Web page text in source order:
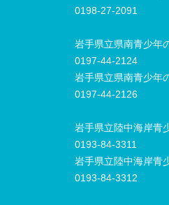
0198-27-2091
岩手県立県南青少年
0197-44-2124
岩手県立県南青少年
0197-44-2126
岩手県立陸中海岸青
0193-84-3311
岩手県立陸中海岸青
0193-84-3312